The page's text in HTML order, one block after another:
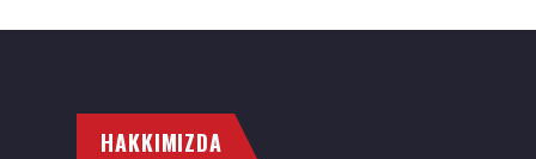
HAKKIMIZDA